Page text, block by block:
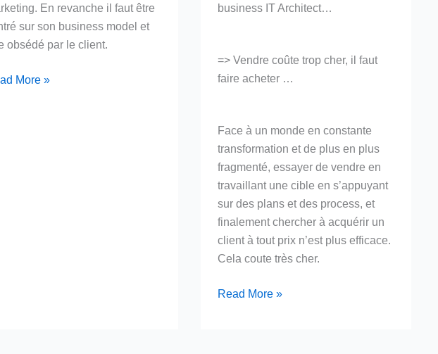
En revanche il faut être
sur son business model et
obsédé par le client.
More »
business IT Architect…
=> Vendre coûte trop cher, il faut
faire acheter …
Face à un monde en constante
transformation et de plus en plus
fragmenté, essayer de vendre en
travaillant une cible en s’appuyant
sur des plans et des process, et
finalement chercher à acquérir un
client à tout prix n’est plus efficace.
Cela coute très cher.
Marketing,
Read More »